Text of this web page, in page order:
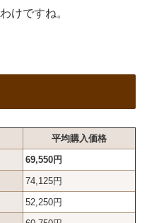
わけですね。
平均購入価格
69,550円
74,125円
52,250円